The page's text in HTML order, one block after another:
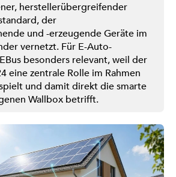
herstellerübergreifender
der
und -erzeugende Geräte im
vernetzt. Für E-Auto-
besonders relevant, weil der
eine zentrale Rolle im Rahmen
und damit direkt die smarte
Wallbox betrifft.